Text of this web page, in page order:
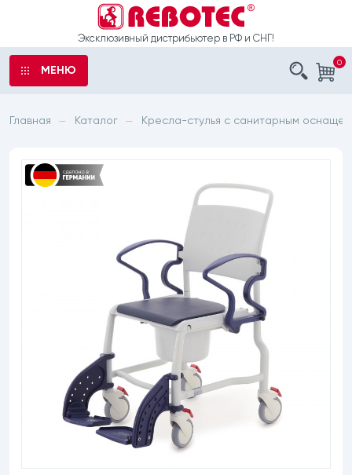
Эксклюзивный дистрибьютер в РФ и СНГ!
МЕНЮ
0
Главная — Каталог — Кресла-стулья с санитарным